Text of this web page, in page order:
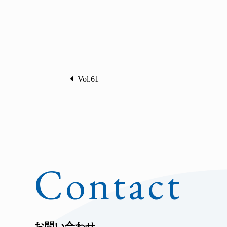
Vol.61
Contact